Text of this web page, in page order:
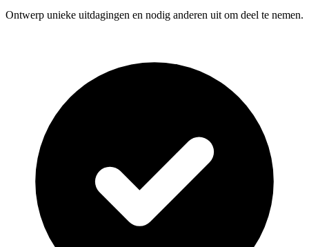
Ontwerp unieke uitdagingen en nodig anderen uit om deel te nemen.